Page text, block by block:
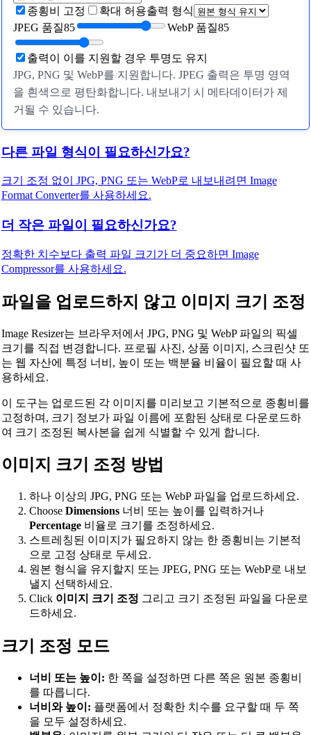
종횡비 고정 확대 허용출력 형식
JPEG 품질85 WebP 품질85
출력이 이를 지원할 경우 투명도 유지
JPG, PNG 및 WebP를 지원합니다. JPEG 출력은 투명 영역
을 흰색으로 평탄화합니다. 내보내기 시 메타데이터가 제
거될 수 있습니다.
다른 파일 형식이 필요하신가요?
크기 조정 없이 JPG, PNG 또는 WebP로 내보내려면 Image
Format Converter를 사용하세요.
더 작은 파일이 필요하신가요?
정확한 치수보다 출력 파일 크기가 더 중요하면 Image
Compressor를 사용하세요.
파일을 업로드하지 않고 이미지 크기 조정
Image Resizer는 브라우저에서 JPG, PNG 및 WebP 파일의 픽셀
크기를 직접 변경합니다. 프로필 사진, 상품 이미지, 스크린샷 또
는 웹 자산에 특정 너비, 높이 또는 백분율 비율이 필요할 때 사
용하세요.
이 도구는 업로드된 각 이미지를 미리보고 기본적으로 종횡비를
고정하며, 크기 정보가 파일 이름에 포함된 상태로 다운로드하
여 크기 조정된 복사본을 쉽게 식별할 수 있게 합니다.
이미지 크기 조정 방법
하나 이상의 JPG, PNG 또는 WebP 파일을 업로드하세요.
Choose Dimensions너비 또는 높이를 입력하거나
Percentage비율로 크기를 조정하세요.
스트레칭된 이미지가 필요하지 않는 한 종횡비는 기본적
으로 고정 상태로 두세요.
원본 형식을 유지할지 또는 JPEG, PNG 또는 WebP로 내보
낼지 선택하세요.
Click 이미지 크기 조정 그리고 크기 조정된 파일을 다운로
드하세요.
크기 조정 모드
너비 또는 높이: 한 쪽을 설정하면 다른 쪽은 원본 종횡비
를 따릅니다.
너비와 높이: 플랫폼에서 정확한 치수를 요구할 때 두 쪽
을 모두 설정하세요.